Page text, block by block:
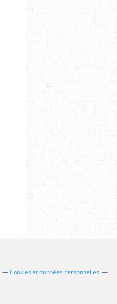
Cookies et données personnelles